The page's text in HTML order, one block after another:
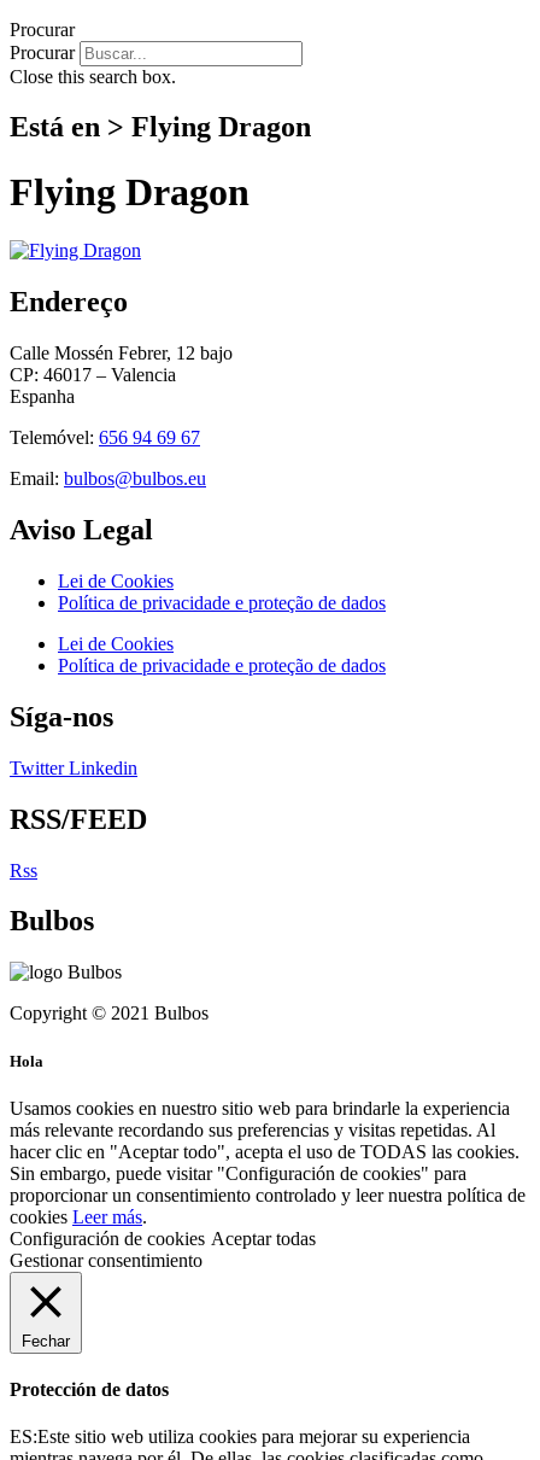
Procurar
Procurar
Close this search box.
Está en > Flying Dragon
Flying Dragon
Endereço
Calle Mossén Febrer, 12 bajo
CP: 46017 – Valencia
Espanha
Telemóvel: 656 94 69 67
Email: bulbos@bulbos.eu
Aviso Legal
Lei de Cookies
Política de privacidade e proteção de dados
Lei de Cookies
Política de privacidade e proteção de dados
Síga-nos
Twitter Linkedin
RSS/FEED
Rss
Bulbos
Copyright © 2021 Bulbos
Hola
Usamos cookies en nuestro sitio web para brindarle la experiencia
más relevante recordando sus preferencias y visitas repetidas. Al
hacer clic en "Aceptar todo", acepta el uso de TODAS las cookies.
Sin embargo, puede visitar "Configuración de cookies" para
proporcionar un consentimiento controlado y leer nuestra política de
cookies Leer más.
Configuración de cookies Aceptar todas
Gestionar consentimiento
Fechar
Protección de datos
ES:Este sitio web utiliza cookies para mejorar su experiencia